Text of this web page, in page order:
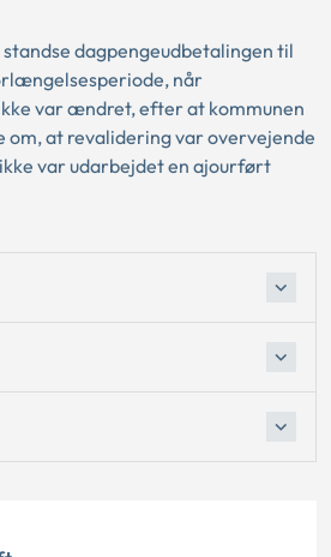
dagpengeudbetalingen til
når
var ændret, efter at kommunen
om, at revalidering var overvejende
var udarbejdet en ajourført